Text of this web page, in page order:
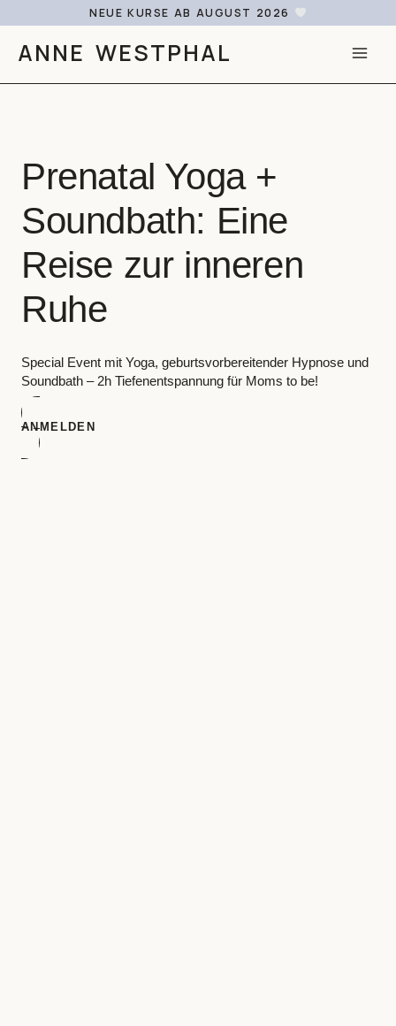
Inhalt
springen
NEUE KURSE AB AUGUST 2026
ANNE WESTPHAL
Prenatal Yoga +
Soundbath: Eine
Reise zur inneren
Ruhe
Special Event mit Yoga, geburtsvorbereitender Hypnose und
Soundbath – 2h Tiefenentspannung für Moms to be!
ANMELDEN